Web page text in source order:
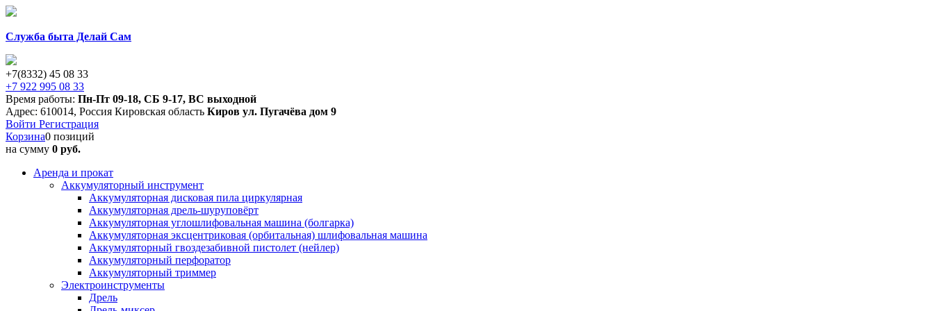
Служба быта Делай Сам
+7(8332) 45 08 33
+7 922 995 08 33
Время работы: Пн-Пт 09-18, СБ 9-17, ВС выходной
Адрес: 610014, Россия Кировская область Киров ул. Пугачёва дом 9
Войти Регистрация
Корзина0 позиций
на сумму 0 руб.
Аренда и прокат
Аккумуляторный инструмент
Аккумуляторная дисковая пила циркулярная
Аккумуляторная дрель-шуруповёрт
Аккумуляторная углошлифовальная машина (болгарка)
Аккумуляторная эксцентриковая (орбитальная) шлифовальная машина
Аккумуляторный гвоздезабивной пистолет (нейлер)
Аккумуляторный перфоратор
Аккумуляторный триммер
Электроинструменты
Дрель